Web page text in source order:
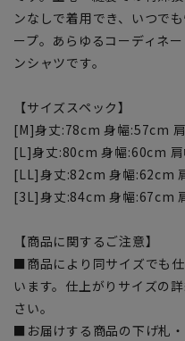
ンなしで着用でき、いつで
ープ。あらゆるコーディネ
ンシャツです。
【サイズスペック】
[M]身丈:78cm 身幅:57cm
[L]身丈:80cm 身幅:60cm
[LL]身丈:82cm 身幅:62cm
[3L]身丈:84cm 身幅:67cm
【商品に関するご注意】
■商品により同サイズでも
います。仕上がりサイズの
さい。
■お届けする商品の下げ札